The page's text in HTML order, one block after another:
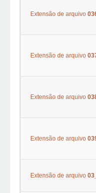
Extensão de arquivo
Extensão de arquivo
Extensão de arquivo
Extensão de arquivo
Extensão de arquivo 03_